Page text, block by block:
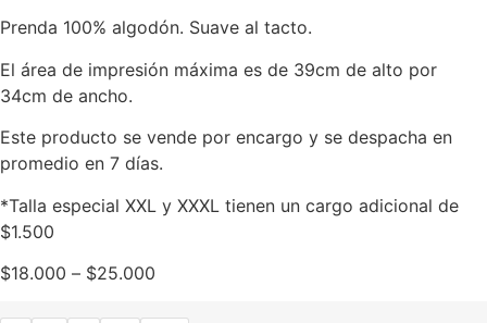
Prenda 100% algodón. Suave al tacto.
El área de impresión máxima es de 39cm de alto por
34cm de ancho.
Este producto se vende por encargo y se despacha en
promedio en 7 días.
*Talla especial XXL y XXXL tienen un cargo adicional de
$1.500
$18.000 – $25.000